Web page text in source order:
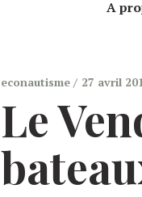
A
econautisme 27 avril
Le